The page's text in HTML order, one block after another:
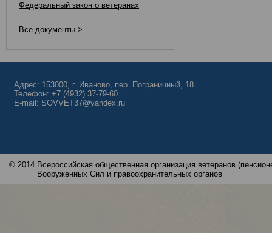
Федеральный закон о ветеранах
Все документы >
Адрес: 153000, г. Иваново, пер. Пограничный, 18
Телефон: +7 (4932) 37-79-60
E-mail: SOVVET37@yandex.ru
© 2014 Всероссийская общественная организация ветеранов
Вооруженных Сил и правоохранительных органов